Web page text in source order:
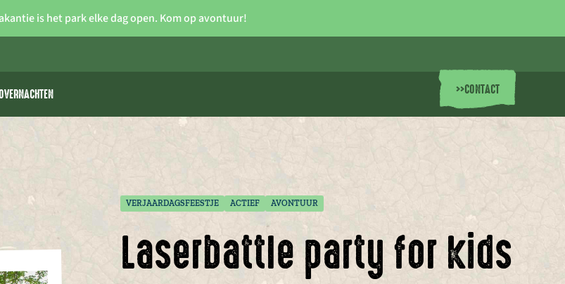
is het park elke dag open. Kom op avontuur!
>>CONTACT
VERJAARDAGSFEESTJE ACTIEF AVONTUUR
Laserbattle party for kids